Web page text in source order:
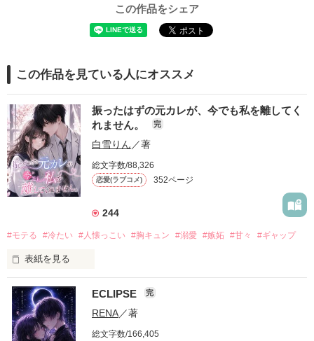
この作品をシェア
この作品を見ている人にオススメ
振ったはずの元カレが、今でも私を離してく
れません。
完
白雪りん ／著
総文字数/88,326
恋愛(ラブコメ) 352ページ
244
#モテる #冷たい #人懐っこい #胸キュン #溺愛 #嫉妬 #甘々 #ギャップ
表紙を見る
「好きだったから、別れを選んだ。」
モテる人を好きになるのが怖かった。
だから私は、中学時代に大好きだった彼を自分から振った。
ECLIPSE 完
RENA／著
総文字数/166,405